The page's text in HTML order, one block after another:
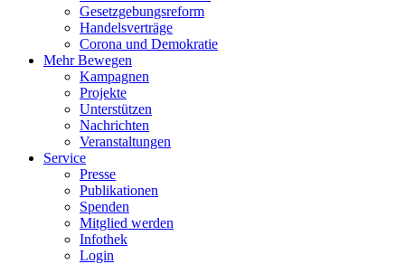
Gesetzgebungsreform
Handelsverträge
Corona und Demokratie
Mehr Bewegen
Kampagnen
Projekte
Unterstützen
Nachrichten
Veranstaltungen
Service
Presse
Publikationen
Spenden
Mitglied werden
Infothek
Login